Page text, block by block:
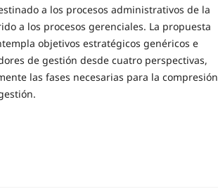
a los procesos administrativos de la
a los procesos gerenciales. La propuesta
objetivos estratégicos genéricos e
de gestión desde cuatro perspectivas,
las fases necesarias para la compresión